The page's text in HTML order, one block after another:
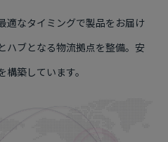
適なタイミングで製品をお届け
ハブとなる物流拠点を整備。安
築しています。